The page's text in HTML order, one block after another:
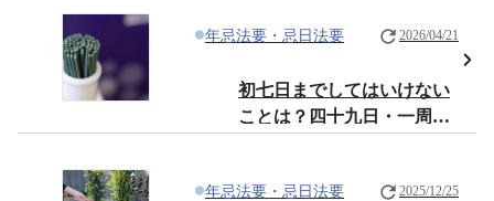
年忌法要・忌日法要 2026/04/21
初七日までしてはいけない
ことは？四十九日・一周忌
年忌法要・忌日法要 2025/12/25